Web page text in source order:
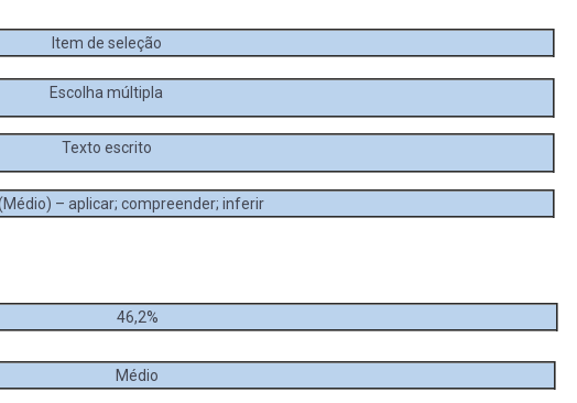
Item de seleção
Escolha múltipla
Texto escrito
– aplicar; compreender; inferir
46,2%
Médio